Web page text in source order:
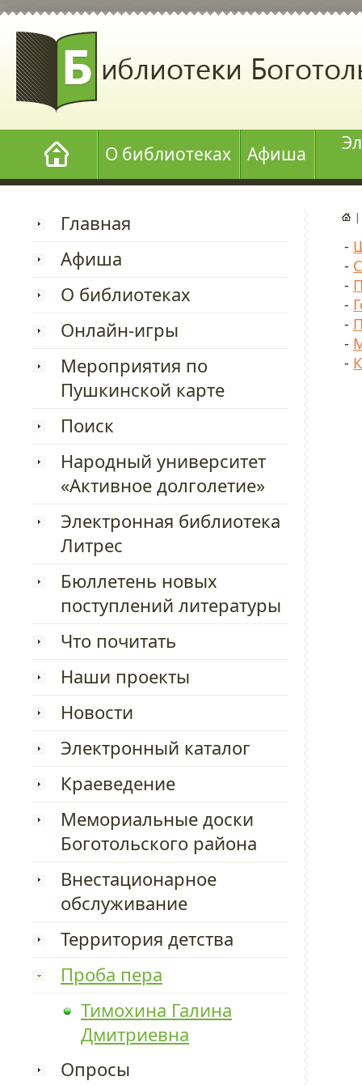
О библиотеках Афиша
Главная
Афиша
О библиотеках
Онлайн-игры
Мероприятия по
Пушкинской карте
Поиск
Народный университет
«Активное долголетие»
Электронная библиотека
Литрес
Бюллетень новых
поступлений литературы
Что почитать
Наши проекты
Новости
Электронный каталог
Краеведение
Мемориальные доски
Боготольского района
Внестационарное
обслуживание
Территория детства
Проба пера
Тимохина Галина
Дмитриевна
Опросы
|
-
-
-
-
-
-
-